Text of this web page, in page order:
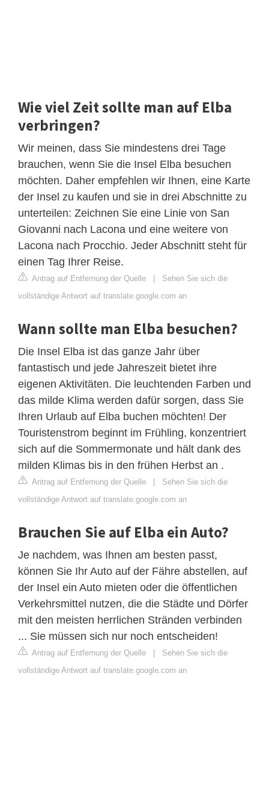
Wie viel Zeit sollte man auf Elba
verbringen?
Wir meinen, dass Sie mindestens drei Tage
brauchen, wenn Sie die Insel Elba besuchen
möchten. Daher empfehlen wir Ihnen, eine Karte
der Insel zu kaufen und sie in drei Abschnitte zu
unterteilen: Zeichnen Sie eine Linie von San
Giovanni nach Lacona und eine weitere von
Lacona nach Procchio. Jeder Abschnitt steht für
einen Tag Ihrer Reise.
Antrag auf Entfernung der Quelle | Sehen Sie sich die
vollständige Antwort auf translate.google.com an
Wann sollte man Elba besuchen?
Die Insel Elba ist das ganze Jahr über
fantastisch und jede Jahreszeit bietet ihre
eigenen Aktivitäten. Die leuchtenden Farben und
das milde Klima werden dafür sorgen, dass Sie
Ihren Urlaub auf Elba buchen möchten! Der
Touristenstrom beginnt im Frühling, konzentriert
sich auf die Sommermonate und hält dank des
milden Klimas bis in den frühen Herbst an .
Antrag auf Entfernung der Quelle | Sehen Sie sich die
vollständige Antwort auf translate.google.com an
Brauchen Sie auf Elba ein Auto?
Je nachdem, was Ihnen am besten passt,
können Sie Ihr Auto auf der Fähre abstellen, auf
der Insel ein Auto mieten oder die öffentlichen
Verkehrsmittel nutzen, die die Städte und Dörfer
mit den meisten herrlichen Stränden verbinden
... Sie müssen sich nur noch entscheiden!
Antrag auf Entfernung der Quelle | Sehen Sie sich die
vollständige Antwort auf translate.google.com an